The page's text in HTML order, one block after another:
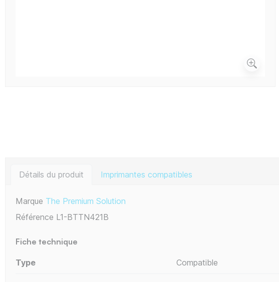
Détails du produit Imprimantes compatibles
Marque The Premium Solution
Référence L1-BTTN421B
Fiche technique
Type Compatible